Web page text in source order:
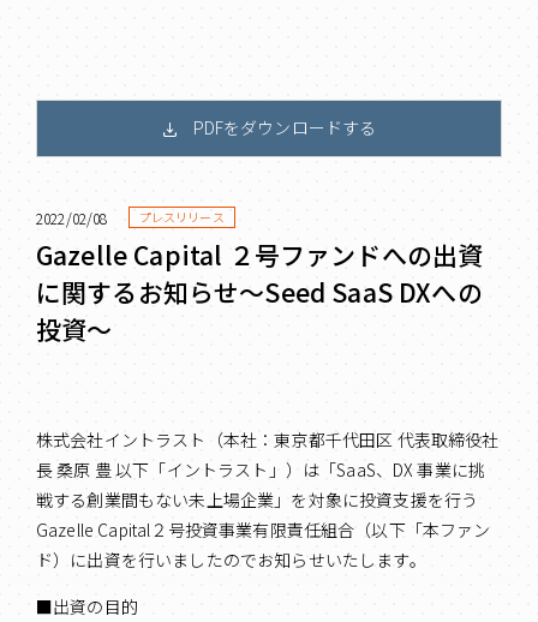
2022/02/08 プレスリリース
Gazelle Capital ２号ファンドへの出資
に関するお知らせ～Seed SaaS DXへの
投資～
PDFをダウンロードする
株式会社イントラスト（本社：東京都千代田区 代表取締役社
長 桑原 豊 以下「イントラスト」）は「SaaS、DX 事業に挑
戦する創業間もない未上場企業」を対象に投資支援を行う
Gazelle Capital２号投資事業有限責任組合（以下「本ファン
ド）に出資を行いましたのでお知らせいたします。
■出資の目的